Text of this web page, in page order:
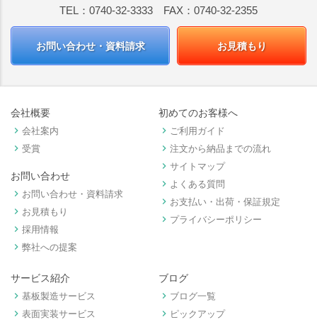
TEL：0740-32-3333 FAX：0740-32-2355
お問い合わせ・資料請求 お見積もり
会社概要
keyboard_arrow_right 会社案内
keyboard_arrow_right 受賞
お問い合わせ
keyboard_arrow_right お問い合わせ・資料請求
keyboard_arrow_right お見積もり
keyboard_arrow_right 採用情報
keyboard_arrow_right 弊社への提案
初めてのお客様へ
keyboard_arrow_right ご利用ガイド
keyboard_arrow_right 注文から納品までの流れ
keyboard_arrow_right サイトマップ
keyboard_arrow_right よくある質問
keyboard_arrow_right お支払い・出荷・保証規定
keyboard_arrow_right プライバシーポリシー
サービス紹介
keyboard_arrow_right 基板製造サービス
keyboard_arrow_right 表面実装サービス
ブログ
keyboard_arrow_right ブログ一覧
keyboard_arrow_right ピックアップ